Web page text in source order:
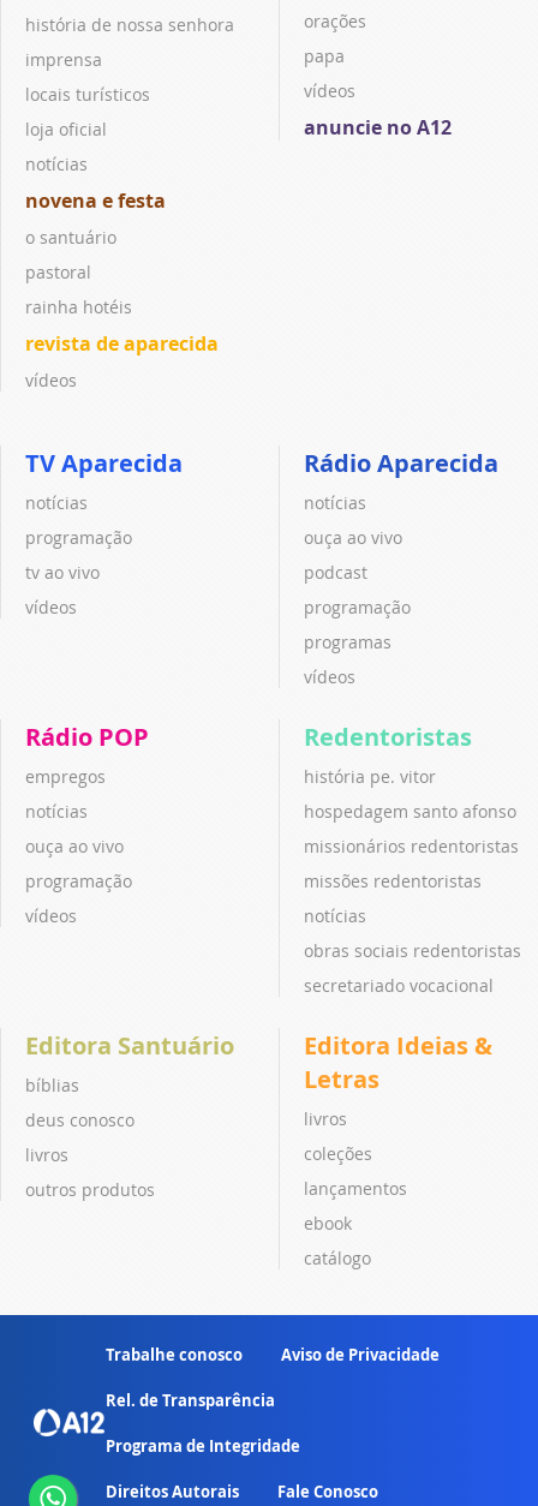
história de nossa senhora
imprensa
locais turísticos
loja oficial
notícias
novena e festa
o santuário
pastoral
rainha hotéis
revista de aparecida
vídeos
orações
papa
vídeos
anuncie no A12
TV Aparecida
notícias
programação
tv ao vivo
vídeos
Rádio Aparecida
notícias
ouça ao vivo
podcast
programação
programas
vídeos
Rádio POP
empregos
notícias
ouça ao vivo
programação
vídeos
Redentoristas
história pe. vitor
hospedagem santo afonso
missionários redentoristas
missões redentoristas
notícias
obras sociais redentoristas
secretariado vocacional
Editora Santuário
bíblias
deus conosco
livros
outros produtos
Editora Ideias &
Letras
livros
coleções
lançamentos
ebook
catálogo
Trabalhe conosco Aviso de Privacidade
Rel. de Transparência
Programa de Integridade
Direitos Autorais Fale Conosco